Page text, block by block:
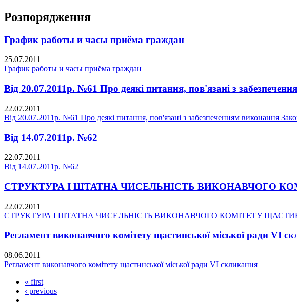
Розпорядження
График работы и часы приёма граждан
25.07.2011
График работы и часы приёма граждан
Від 20.07.2011р. №61 Про деякі питання, пов'язані з
22.07.2011
Від 20.07.2011р. №61 Про деякі питання, пов'язані з забезпеченням виконання
Від 14.07.2011р. №62
22.07.2011
Від 14.07.2011р. №62
СТРУКТУРА І ШТАТНА ЧИСЕЛЬНІСТЬ ВИКОНАВЧОГО
22.07.2011
СТРУКТУРА І ШТАТНА ЧИСЕЛЬНІСТЬ ВИКОНАВЧОГО КОМІТЕТУ
Регламент виконавчого комітету щастинської міської ради VI
08.06.2011
Регламент виконавчого комітету щастинської міської ради VI скликання
« first
‹ previous